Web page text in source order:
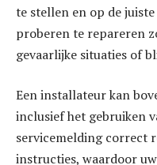
te stellen en op de
proberen te repareren
gevaarlijke situaties of
Een installateur kan
inclusief het gebruiken
servicemelding correct
instructies, waardoor